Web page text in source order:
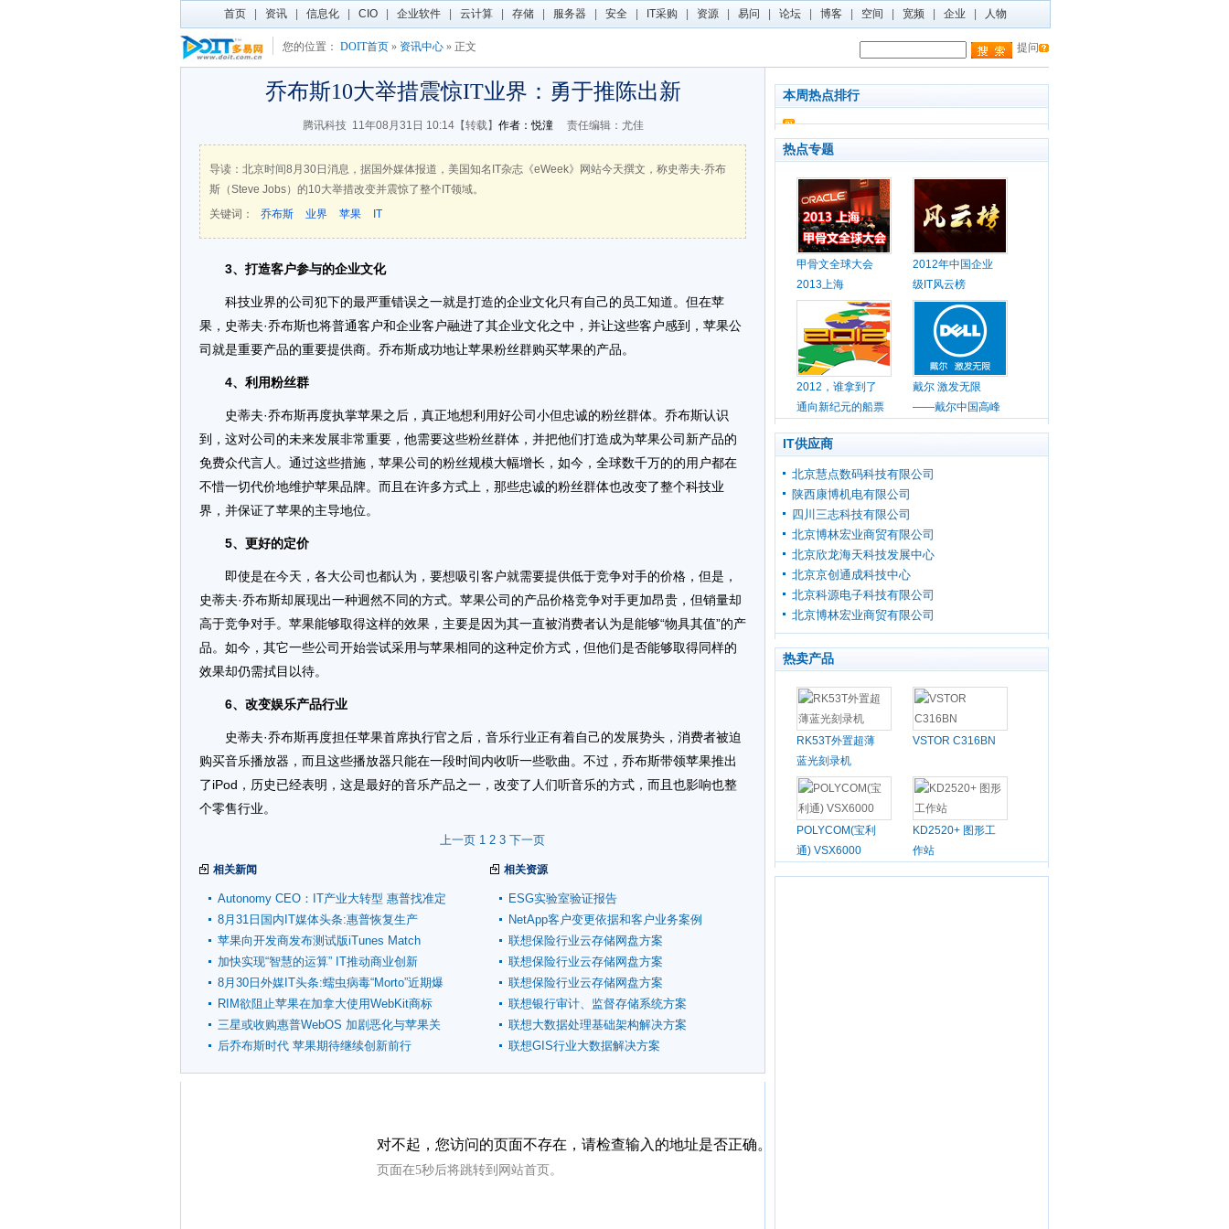
首页 资讯 信息化 CIO 企业软件 云计算 存储 服务器 安全 IT采购 资源 易问 论坛 博客 空间 宽频 企业 人物
您的位置： DOIT首页 » 资讯中心 » 正文 提问
乔布斯10大举措震惊IT业界：勇于推陈出新
腾讯科技 11年08月31日 10:14【转载】 作者：悦潼 责任编辑：尤佳
导读：北京时间8月30日消息，据国外媒体报道，美国知名IT杂志《eWeek》网站今天撰文，称史蒂夫·乔布
斯（Steve Jobs）的10大举措改变并震惊了整个IT领域。
关键词：
乔布斯 业界 苹果 IT
3、打造客户参与的企业文化
科技业界的公司犯下的最严重错误之一就是打造的企业文化只有自己的员工知道。但在苹
果，史蒂夫·乔布斯也将普通客户和企业客户融进了其企业文化之中，并让这些客户感到，苹果公
司就是重要产品的重要提供商。乔布斯成功地让苹果粉丝群购买苹果的产品。
4、利用粉丝群
史蒂夫·乔布斯再度执掌苹果之后，真正地想利用好公司小但忠诚的粉丝群体。乔布斯认识
到，这对公司的未来发展非常重要，他需要这些粉丝群体，并把他们打造成为苹果公司新产品的
免费众代言人。通过这些措施，苹果公司的粉丝规模大幅增长，如今，全球数千万的的用户都在
不惜一切代价地维护苹果品牌。而且在许多方式上，那些忠诚的粉丝群体也改变了整个科技业
界，并保证了苹果的主导地位。
5、更好的定价
即使是在今天，各大公司也都认为，要想吸引客户就需要提供低于竞争对手的价格，但是，
史蒂夫·乔布斯却展现出一种迥然不同的方式。苹果公司的产品价格竞争对手更加昂贵，但销量却
高于竞争对手。苹果能够取得这样的效果，主要是因为其一直被消费者认为是能够“物具其值”的产
品。如今，其它一些公司开始尝试采用与苹果相同的这种定价方式，但他们是否能够取得同样的
效果却仍需拭目以待。
6、改变娱乐产品行业
史蒂夫·乔布斯再度担任苹果首席执行官之后，音乐行业正有着自己的发展势头，消费者被迫
购买音乐播放器，而且这些播放器只能在一段时间内收听一些歌曲。不过，乔布斯带领苹果推出
了iPod，历史已经表明，这是最好的音乐产品之一，改变了人们听音乐的方式，而且也影响也整
个零售行业。
上一页 1 2 3 下一页
相关新闻
Autonomy CEO：IT产业大转型 惠普找准定
位
8月31日国内IT媒体头条:惠普恢复生产
TouchPad平板
苹果向开发商发布测试版iTunes Match
加快实现“智慧的运算” IT推动商业创新
8月30日外媒IT头条:蠕虫病毒“Morto”近期爆
发
RIM欲阻止苹果在加拿大使用WebKit商标
三星或收购惠普WebOS 加剧恶化与苹果关
系
后乔布斯时代 苹果期待继续创新前行
相关资源
ESG实验室验证报告
NetApp客户变更依据和客户业务案例
联想保险行业云存储网盘方案
联想保险行业云存储网盘方案
联想保险行业云存储网盘方案
联想银行审计、监督存储系统方案
联想大数据处理基础架构解决方案
联想GIS行业大数据解决方案
本周热点排行
热点专题
甲骨文全球大会
2013上海
2012年中国企业
级IT风云榜
2012，谁拿到了
通向新纪元的船票
戴尔 激发无限
——戴尔中国高峰
IT供应商
北京慧点数码科技有限公司
陕西康博机电有限公司
四川三志科技有限公司
北京博林宏业商贸有限公司
北京欣龙海天科技发展中心
北京京创通成科技中心
北京科源电子科技有限公司
北京博林宏业商贸有限公司
热卖产品
RK53T外置超薄
蓝光刻录机
VSTOR C316BN
POLYCOM(宝利
通) VSX6000
KD2520+ 图形工
作站